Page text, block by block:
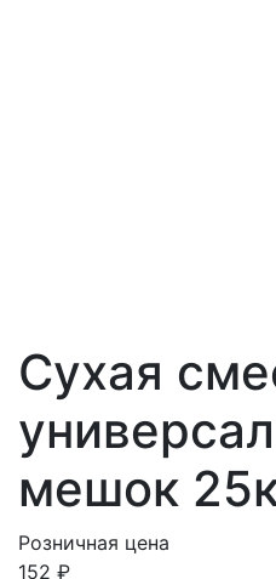
Сухая
мешок
Розничная цена
152 ₽